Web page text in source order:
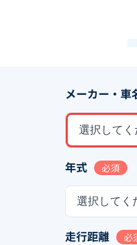
メーカー・車
選択してく
年式 必須
選択してく
走行距離 必